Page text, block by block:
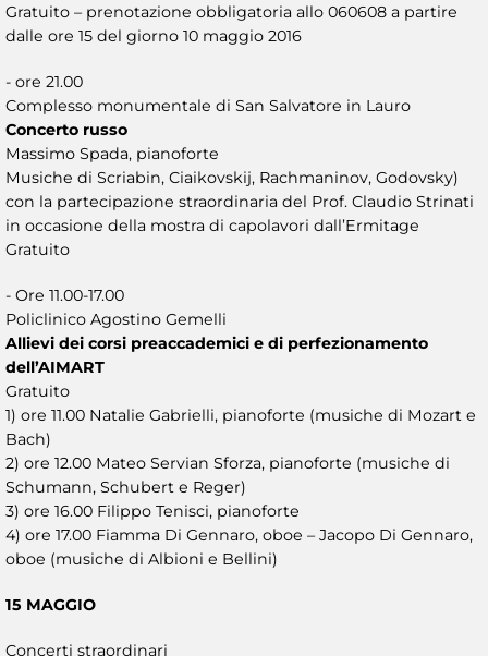
Gratuito – prenotazione obbligatoria allo 060608 a partire
dalle ore 15 del giorno 10 maggio 2016
- ore 21.00
Complesso monumentale di San Salvatore in Lauro
Concerto russo
Massimo Spada, pianoforte
Musiche di Scriabin, Ciaikovskij, Rachmaninov, Godovsky)
con la partecipazione straordinaria del Prof. Claudio Strinati
in occasione della mostra di capolavori dall’Ermitage
Gratuito
- Ore 11.00-17.00
Policlinico Agostino Gemelli
Allievi dei corsi preaccademici e di perfezionamento
dell’AIMART
Gratuito
1) ore 11.00 Natalie Gabrielli, pianoforte (musiche di Mozart e
Bach)
2) ore 12.00 Mateo Servian Sforza, pianoforte (musiche di
Schumann, Schubert e Reger)
3) ore 16.00 Filippo Tenisci, pianoforte
4) ore 17.00 Fiamma Di Gennaro, oboe – Jacopo Di Gennaro,
oboe (musiche di Albioni e Bellini)
15 MAGGIO
Concerti straordinari